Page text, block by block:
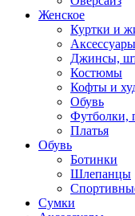
Женское
Куртки и
Аксессуары
Джинсы,
Костюмы
Кофты и
Обувь
Футболки,
Платья
Обувь
Ботинки
Шлепанцы
Сумки